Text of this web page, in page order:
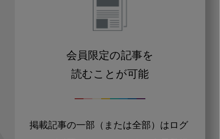
会員限定の記事を
読むことが可能
掲載記事の一部（または全部）はログ